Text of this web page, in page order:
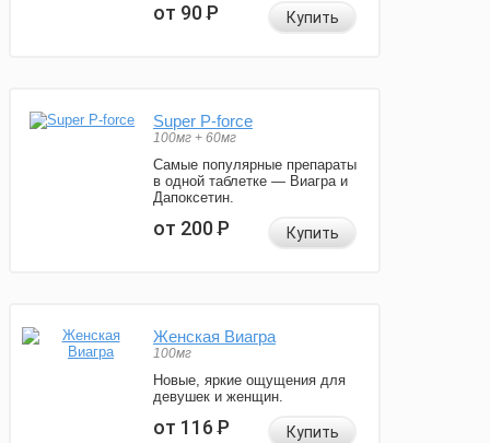
от 90Р Купить
Super P-force
100мг + 60мг
Самые популярные препараты
в одной таблетке — Виагра и
Дапоксетин.
от 200Р Купить
Женская Виагра
100мг
Новые, яркие ощущения для
девушек и женщин.
от 116Р Купить